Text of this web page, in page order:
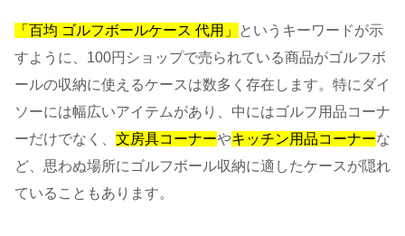
「百均 ゴルフボールケース 代用」
というキーワードが示
すように、100円ショップで売られている商品がゴルフボ
ールの収納に使えるケースは数多く存在します。特にダイ
ソーには幅広いアイテムがあり、中にはゴルフ用品コーナ
ーだけでなく、 文房具コーナーやキッチン用品コーナーな
ど、思わぬ場所にゴルフボール収納に適したケースが隠れ
ていることもあります。